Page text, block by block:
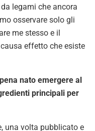
da legami che ancora
osservare solo gli
me stesso e il
effetto che esiste
nato emergere al
principali per
una volta pubblicato e